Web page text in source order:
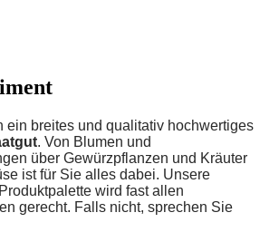
ein breites und qualitativ hochwertiges
. Von Blumen und
über Gewürzpflanzen und Kräuter
ist für Sie alles dabei. Unsere
wird fast allen
gerecht. Falls nicht, sprechen Sie